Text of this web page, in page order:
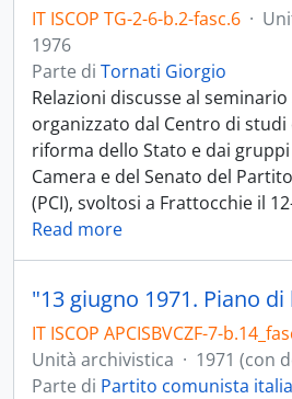
IT ISCOP TG-2-6-b.2-fasc.6 ·
1976
Parte di Tornati Giorgio
Relazioni discusse al
organizzato dal Centro di studi
riforma dello Stato e dai
Camera e del Senato del
(PCI), svoltosi a Frattocchie il
Read more
IT ISCOP APCISBVCZF-7-
Unità archivistica · 1971 (con
Parte di Partito comunista